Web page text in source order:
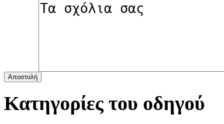
Αποστολή
Κατηγορίες του οδηγού